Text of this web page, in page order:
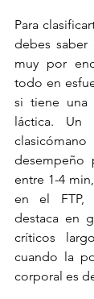
Para
debes saber
muy por
todo en
si tiene una
láctica.
desempeño
entre 1-4
en el FTP,
destaca en
críticos
cuando la
corporal es